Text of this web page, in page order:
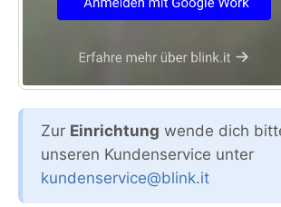
Zur Einrichtung wende dich
unseren Kundenservice unter
kundenservice@blink.it